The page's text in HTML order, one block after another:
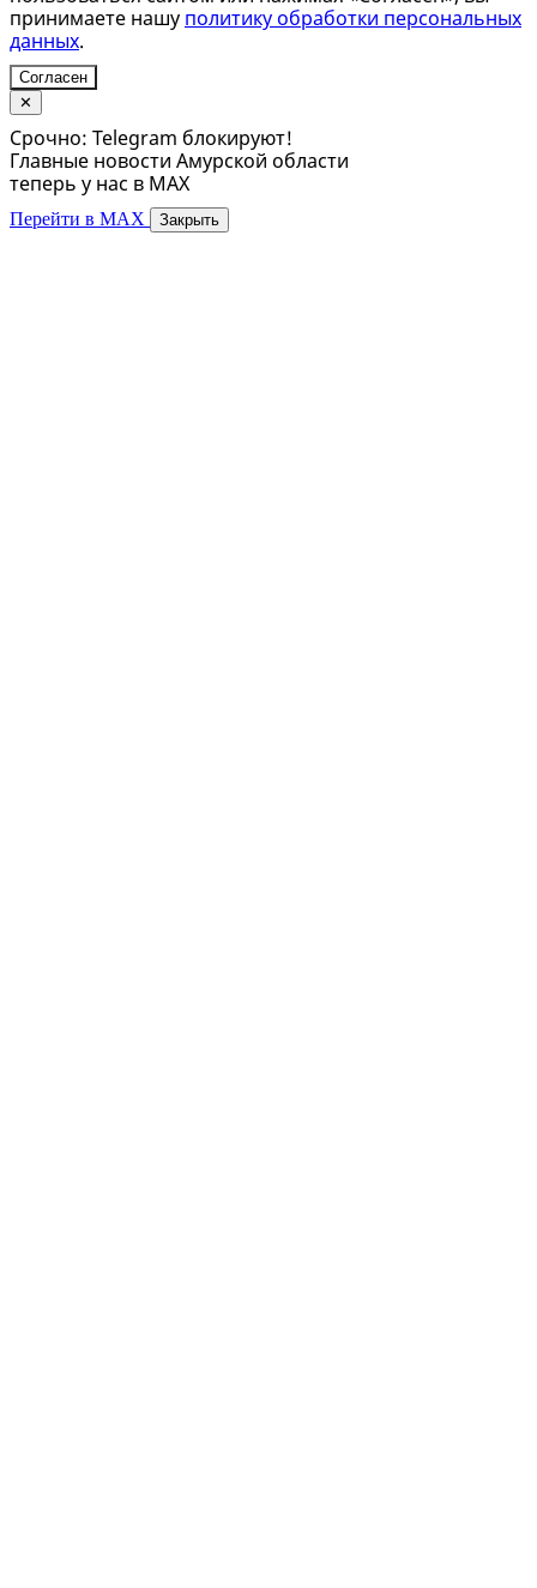
принимаете нашу политику обработки персональных
данных.
Согласен
✕
Срочно: Telegram блокируют!
Главные новости Амурской области
теперь у нас в MAX
Перейти в MAX Закрыть